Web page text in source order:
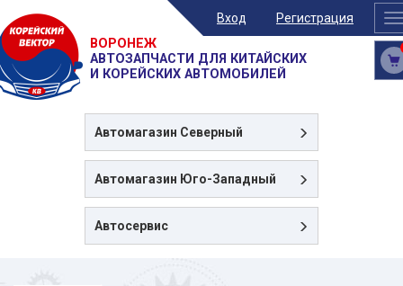
Вход Регистрация
ВОРОНЕЖ
АВТОЗАПЧАСТИ ДЛЯ КИТАЙСКИХ
И КОРЕЙСКИХ АВТОМОБИЛЕЙ
Автомагазин Северный
Автомагазин Юго-Западный
Автосервис